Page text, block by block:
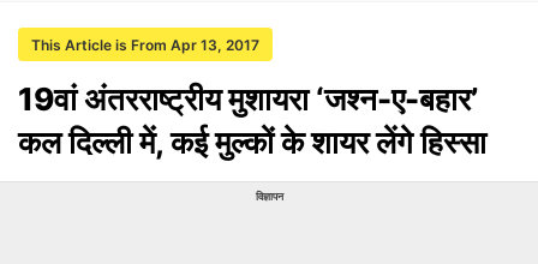
This Article is From Apr 13, 2017
19वां अंतरराष्ट्रीय मुशायरा ‘जश्न-ए-बहार’
कल दिल्ली में, कई मुल्कों के शायर लेंगे हिस्सा
विज्ञापन